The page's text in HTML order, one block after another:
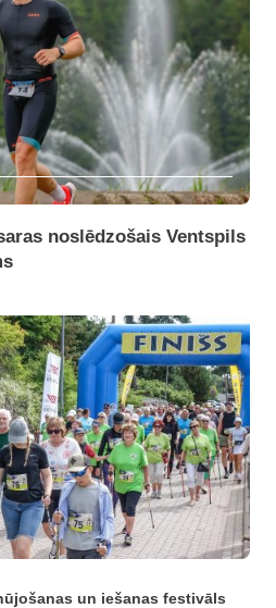
noslēdzošais Ventspils
un iešanas festivāls